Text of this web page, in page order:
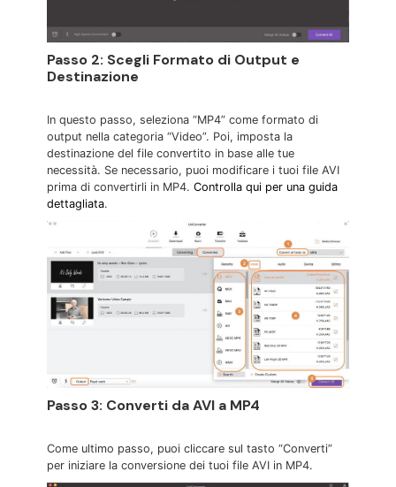
Passo 2: Scegli Formato di Output e
Destinazione
In questo passo, seleziona “MP4” come formato di
output nella categoria “Video”. Poi, imposta la
destinazione del file convertito in base alle tue
necessità. Se necessario, puoi modificare i tuoi file AVI
prima di convertirli in MP4.Controlla qui per una guida
dettagliata.
Passo 3: Converti da AVI a MP4
Come ultimo passo, puoi cliccare sul tasto “Converti”
per iniziare la conversione dei tuoi file AVI in MP4.